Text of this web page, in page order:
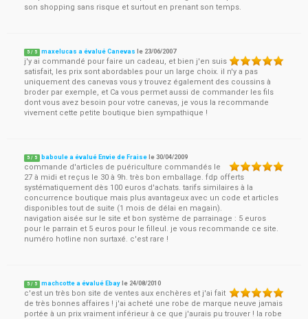
son shopping sans risque et surtout en prenant son temps.
5 / 5 maxelucas a évalué Canevas le 23/06/2007
j'y ai commandé pour faire un cadeau, et bien j'en suis
satisfait, les prix sont abordables pour un large choix. il n'y a pas
uniquement des canevas vous y trouvez également des coussins à
broder par exemple, et Ca vous permet aussi de commander les fils
dont vous avez besoin pour votre canevas, je vous la recommande
vivement cette petite boutique bien sympathique !
5 / 5 baboule a évalué Envie de Fraise le30/04/2009
commande d'articles de puériculture commandés le
27 à midi et reçus le 30 à 9h. très bon emballage. fdp offerts
systématiquement dès 100 euros d'achats. tarifs similaires à la
concurrence boutique mais plus avantageux avec un code et articles
disponibles tout de suite (1 mois de délai en magain).
navigation aisée sur le site et bon système de parrainage : 5 euros
pour le parrain et 5 euros pour le filleul. je vous recommande ce site.
numéro hotline non surtaxé. c'est rare !
5 / 5 machcotte a évalué Ebay le 24/08/2010
c'est un très bon site de ventes aux enchères et j'ai fait
de très bonnes affaires ! j'ai acheté une robe de marque neuve jamais
portée à un prix vraiment inférieur à ce que j'aurais pu trouver ! la robe